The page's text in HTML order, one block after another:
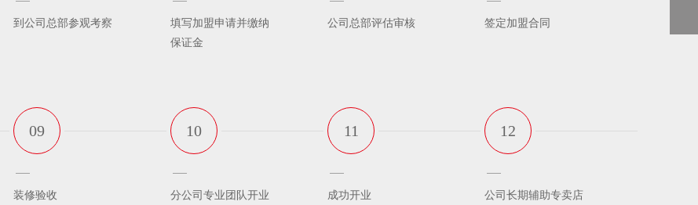
到公司总部参观考察
填写加盟申请并缴纳
保证金
公司总部评估审核 签定加盟合同
09
装修验收
10
分公司专业团队开业
11
成功开业
12
公司长期辅助专卖店